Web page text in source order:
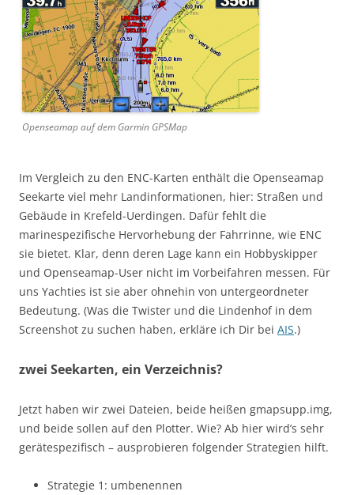
Openseamap auf dem Garmin GPSMap
Im Vergleich zu den ENC-Karten enthält die Openseamap
Seekarte viel mehr Landinformationen, hier: Straßen und
Gebäude in Krefeld-Uerdingen. Dafür fehlt die
marinespezifische Hervorhebung der Fahrrinne, wie ENC
sie bietet. Klar, denn deren Lage kann ein Hobbyskipper
und Openseamap-User nicht im Vorbeifahren messen. Für
uns Yachties ist sie aber ohnehin von untergeordneter
Bedeutung. (Was die Twister und die Lindenhof in dem
Screenshot zu suchen haben, erkläre ich Dir bei AIS.)
zwei Seekarten, ein Verzeichnis?
Jetzt haben wir zwei Dateien, beide heißen gmapsupp.img,
und beide sollen auf den Plotter. Wie? Ab hier wird’s sehr
gerätespezifisch – ausprobieren folgender Strategien hilft.
Strategie 1: umbenennen